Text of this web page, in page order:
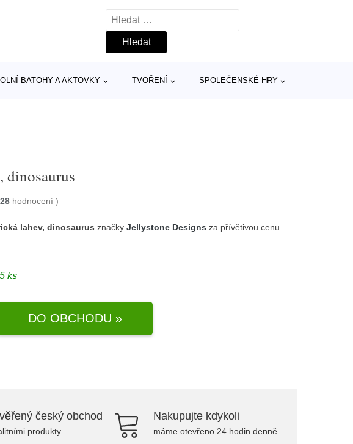
Vyhledávání
BATOHY A AKTOVKY TVOŘENÍ SPOLEČENSKÉ HRY
dinosaurus
28 hodnocení)
lahev, dinosaurus značkyJellystone Designs za přívětivou cenu
ks
DO OBCHODU »
český obchod
produkty
Nakupujte kdykoli
máme otevřeno 24 hodin denně